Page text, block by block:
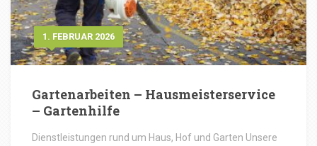
1. FEBRUAR 2026
Gartenarbeiten – Hausmeisterservice
– Gartenhilfe
Dienstleistungen rund um Haus, Hof und Garten Unsere